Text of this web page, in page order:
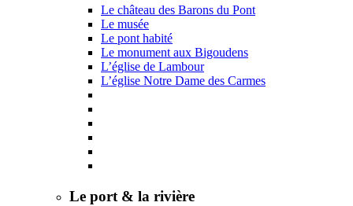
Le château des Barons du Pont
Le musée
Le pont habité
Le monument aux Bigoudens
L’église de Lambour
L’église Notre Dame des Carmes
Le port & la rivière